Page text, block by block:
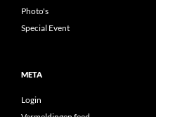
Photo's
Special Event
META
Login